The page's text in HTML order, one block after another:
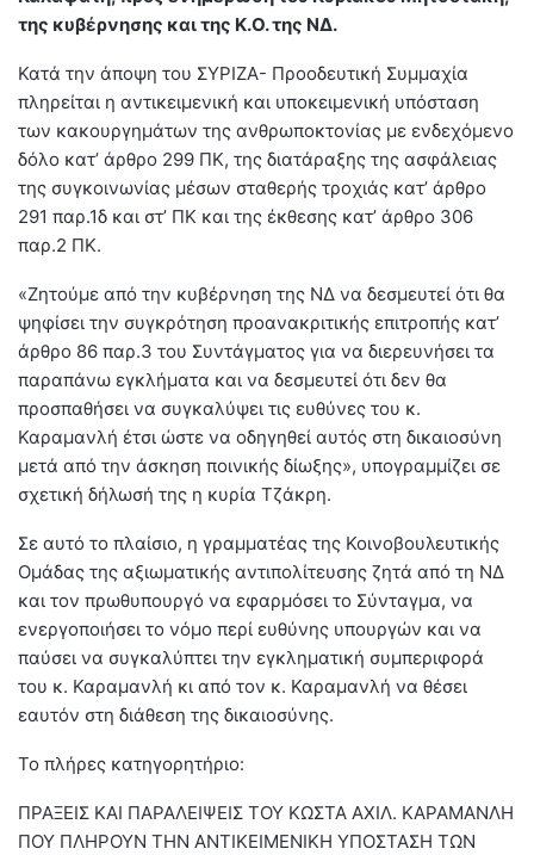
της κυβέρνησης και της Κ.Ο. της ΝΔ.
Κατά την άποψη του ΣΥΡΙΖΑ- Προοδευτική Συμμαχία
πληρείται η αντικειμενική και υποκειμενική υπόσταση
των κακουργημάτων της ανθρωποκτονίας με ενδεχόμενο
δόλο κατ’ άρθρο 299 ΠΚ, της διατάραξης της ασφάλειας
της συγκοινωνίας μέσων σταθερής τροχιάς κατ’ άρθρο
291 παρ.1δ και στ’ ΠΚ και της έκθεσης κατ’ άρθρο 306
παρ.2 ΠΚ.
«Ζητούμε από την κυβέρνηση της ΝΔ να δεσμευτεί ότι θα
ψηφίσει την συγκρότηση προανακριτικής επιτροπής κατ’
άρθρο 86 παρ.3 του Συντάγματος για να διερευνήσει τα
παραπάνω εγκλήματα και να δεσμευτεί ότι δεν θα
προσπαθήσει να συγκαλύψει τις ευθύνες του κ.
Καραμανλή έτσι ώστε να οδηγηθεί αυτός στη δικαιοσύνη
μετά από την άσκηση ποινικής δίωξης», υπογραμμίζει σε
σχετική δήλωσή της η κυρία Τζάκρη.
Σε αυτό το πλαίσιο, η γραμματέας της Κοινοβουλευτικής
Ομάδας της αξιωματικής αντιπολίτευσης ζητά από τη ΝΔ
και τον πρωθυπουργό να εφαρμόσει το Σύνταγμα, να
ενεργοποιήσει το νόμο περί ευθύνης υπουργών και να
παύσει να συγκαλύπτει την εγκληματική συμπεριφορά
του κ. Καραμανλή κι από τον κ. Καραμανλή να θέσει
εαυτόν στη διάθεση της δικαιοσύνης.
Το πλήρες κατηγορητήριο:
ΠΡΑΞΕΙΣ ΚΑΙ ΠΑΡΑΛΕΙΨΕΙΣ ΤΟΥ ΚΩΣΤΑ ΑΧΙΛ. ΚΑΡΑΜΑΝΛΗ
ΠΟΥ ΠΛΗΡΟΥΝ ΤΗΝ ΑΝΤΙΚΕΙΜΕΝΙΚΗ ΥΠΟΣΤΑΣΗ ΤΩΝ